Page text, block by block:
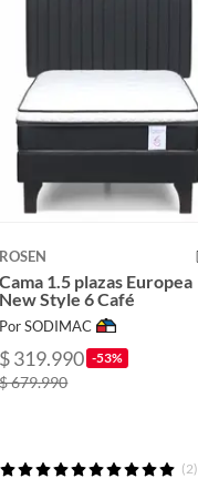
ROSEN
Cama 1.5 plazas Europea
New Style 6 Café
Por SODIMAC
$ 319.990 -53%
$ 679.990
(2)